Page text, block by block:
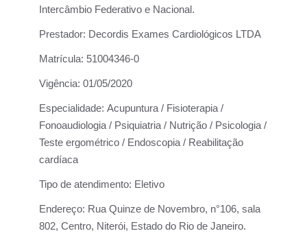
Intercâmbio Federativo e Nacional.
Prestador: Decordis Exames Cardiológicos LTDA
Matrícula: 51004346-0
Vigência: 01/05/2020
Especialidade: Acupuntura / Fisioterapia /
Fonoaudiologia / Psiquiatria / Nutrição / Psicologia /
Teste ergométrico / Endoscopia / Reabilitação
cardíaca
Tipo de atendimento: Eletivo
Endereço: Rua Quinze de Novembro, n°106, sala
802, Centro, Niterói, Estado do Rio de Janeiro.